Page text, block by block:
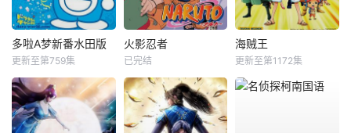
多啦A梦新番水田版
更新至第759集
火影忍者
已完结
海贼王
更新至第1172集